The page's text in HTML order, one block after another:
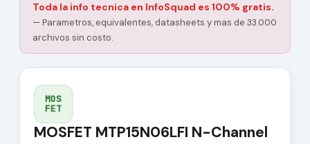
Toda la info tecnica en InfoSquad es 100% gratis.
— Parametros, equivalentes, datasheets y mas de 33.000
archivos sin costo.
MOS
FET
MOSFET MTP15N06LFI N-Channel